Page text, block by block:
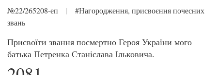
№22/265208-еп |
#Нагородження, присвоєння почесних
звань
Присвоїти звання посмертно Героя України мого
батька Петренка Станіслава Ільковича.